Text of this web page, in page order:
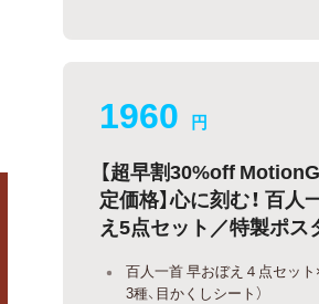
1960 円
【超早割30%off
定価格】心に刻む！ 百人
え5点セット／特製ポス
百人一首 早おぼえ４点セット
3種、目かくしシート）